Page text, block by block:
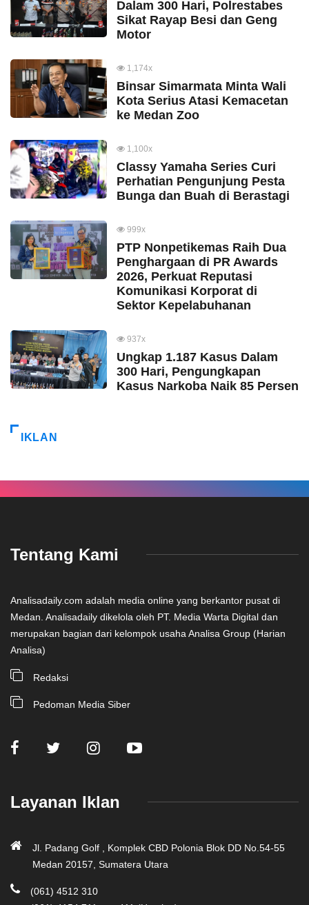
Dalam 300 Hari, Polrestabes
Sikat Rayap Besi dan Geng
Motor
1,174x
Binsar Simarmata Minta Wali
Kota Serius Atasi Kemacetan
ke Medan Zoo
1,100x
Classy Yamaha Series Curi
Perhatian Pengunjung Pesta
Bunga dan Buah di Berastagi
999x
PTP Nonpetikemas Raih Dua
Penghargaan di PR Awards
2026, Perkuat Reputasi
Komunikasi Korporat di
Sektor Kepelabuhanan
937x
Ungkap 1.187 Kasus Dalam
300 Hari, Pengungkapan
Kasus Narkoba Naik 85 Persen
IKLAN
Tentang Kami
Analisadaily.com adalah media online yang berkantor pusat di
Medan. Analisadaily dikelola oleh PT. Media Warta Digital dan
merupakan bagian dari kelompok usaha Analisa Group (Harian
Analisa)
Redaksi
Pedoman Media Siber
Layanan Iklan
Jl. Padang Golf , Komplek CBD Polonia Blok DD No.54-55
Medan 20157, Sumatera Utara
(061) 4512 310